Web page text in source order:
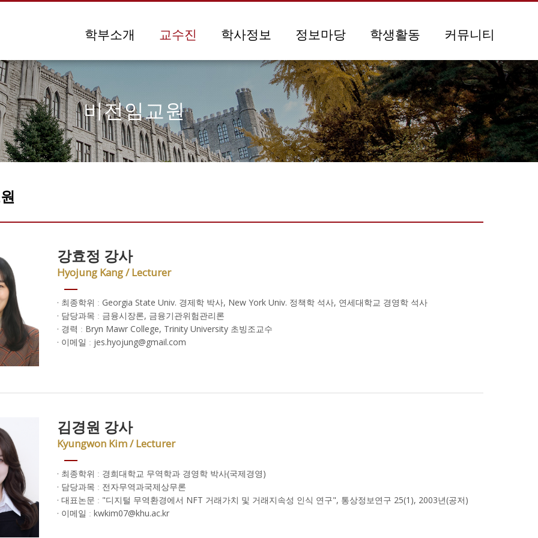
학부소개 교수진 학사정보 정보마당 학생활동 커뮤니티
비전임교원
강효정 강사
Hyojung Kang / Lecturer
· 최종학위 ː Georgia State Univ. 경제학 박사, New York Univ. 정책학 석사, 연세대학교 경영학 석사
· 담당과목 ː 금융시장론, 금융기관위험관리론
· 경력 ː Bryn Mawr College, Trinity University 초빙조교수
· 이메일 ː jes.hyojung@gmail.com
김경원 강사
Kyungwon Kim / Lecturer
· 최종학위 ː 경희대학교 무역학과 경영학 박사(국제경영)
· 담당과목 ː 전자무역과국제상무론
· 대표논문 ː "디지털 무역환경에서 NFT 거래가치 및 거래지속성 인식 연구", 통상정보연구 25(1), 2003년(공저)
· 이메일 ː kwkim07@khu.ac.kr